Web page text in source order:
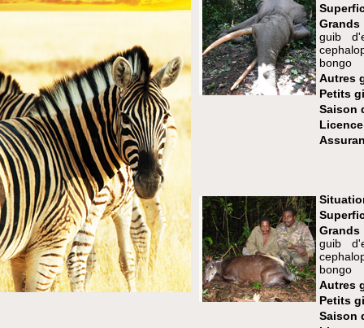
guib
bongo
Autres
Petits
Saison
guib
bongo
Autres
Petits
Saison